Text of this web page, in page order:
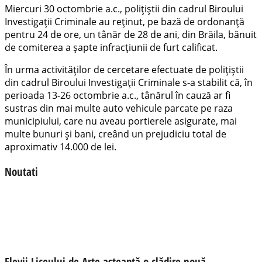
Miercuri 30 octombrie a.c., polițiștii din cadrul Biroului
Investigații Criminale au reținut, pe bază de ordonanță
pentru 24 de ore, un tânăr de 28 de ani, din Brăila, bănuit
de comiterea a șapte infracțiunii de furt calificat.
În urma activităților de cercetare efectuate de polițiștii
din cadrul Biroului Investigații Criminale s-a stabilit că, în
perioada 13-26 octombrie a.c., tânărul în cauză ar fi
sustras din mai multe auto vehicule parcate pe raza
municipiului, care nu aveau portierele asigurate, mai
multe bunuri și bani, creând un prejudiciu total de
aproximativ 14.000 de lei.
Noutati